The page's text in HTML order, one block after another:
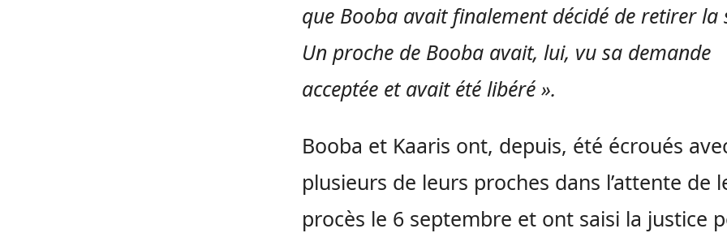
que Booba avait finalement décidé de retirer la
Un proche de Booba avait, lui, vu sa demande
acceptée et avait été libéré ».
Booba et Kaaris ont, depuis, été écroués
plusieurs de leurs proches dans l’attente de
procès le 6 septembre et ont saisi la justice